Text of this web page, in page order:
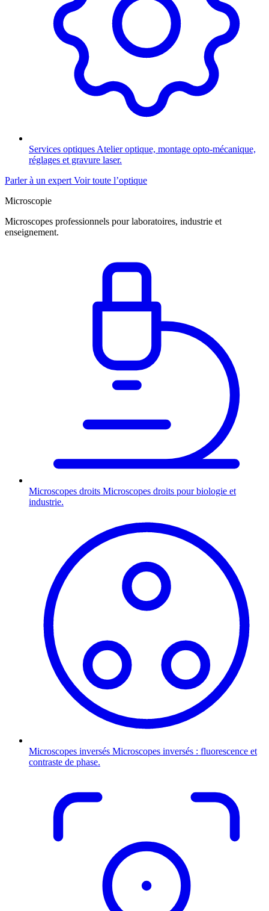
Services optiques Atelier optique, montage opto-mécanique,
réglages et gravure laser.
Parler à un expert Voir toute l’optique
Microscopie
Microscopes professionnels pour laboratoires, industrie et
enseignement.
Microscopes droits Microscopes droits pour biologie et
industrie.
Microscopes inversés Microscopes inversés : fluorescence et
contraste de phase.